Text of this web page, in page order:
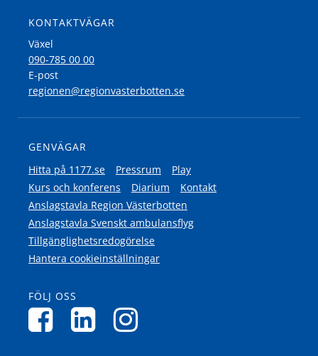
KONTAKTVÄGAR
Växel
090-785 00 00
E-post
regionen@regionvasterbotten.se
GENVÄGAR
Hitta på 1177.se
Pressrum
Play
Kurs och konferens
Diarium
Kontakt
Anslagstavla Region Västerbotten
Anslagstavla Svenskt ambulansflyg
Tillgänglighetsredogörelse
Hantera cookieinställningar
FÖLJ OSS